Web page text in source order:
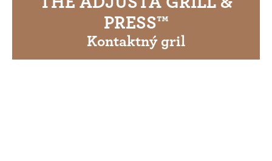
PRESS™
Kontaktný gril